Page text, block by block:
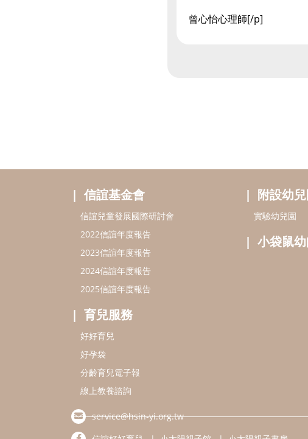
曾心怡心理師[/p]
信誼基金會
信誼兒童發展國際研討會
2022信誼年度報告
2023信誼年度報告
2024信誼年度報告
2025信誼年度報告
育兒服務
好好育兒
好孕袋
分齡育兒電子報
線上教養諮詢
附設幼
實驗幼兒園
小袋鼠
service@hsin-yi.org.tw